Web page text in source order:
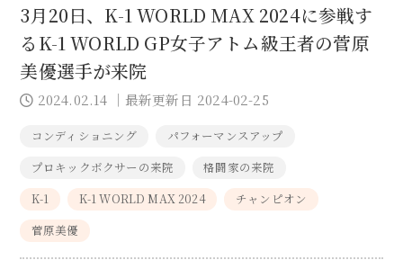
3月20日、K-1 WORLD MAX 2024に参戦す
るK-1 WORLD GP女子アトム級王者の菅原
美優選手が来院
2024.02.14 ｜最新更新日 2024-02-25
コンディショニング
パフォーマンスアップ
プロキックボクサーの来院
格闘家の来院
K-1
K-1 WORLD MAX 2024
チャンピオン
菅原美優